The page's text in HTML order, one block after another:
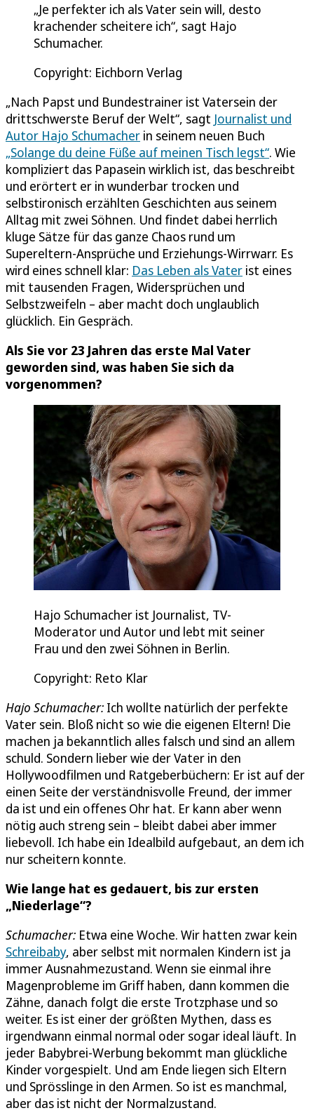
„Je perfekter ich als Vater sein will, desto
krachender scheitere ich“, sagt Hajo
Schumacher.
Copyright: Eichborn Verlag
„Nach Papst und Bundestrainer ist Vatersein der
drittschwerste Beruf der Welt“, sagt Journalist und
Autor Hajo Schumacher in seinem neuen Buch
„Solange du deine Füße auf meinen Tisch legst“. Wie
kompliziert das Papasein wirklich ist, das beschreibt
und erörtert er in wunderbar trocken und
selbstironisch erzählten Geschichten aus seinem
Alltag mit zwei Söhnen. Und findet dabei herrlich
kluge Sätze für das ganze Chaos rund um
Supereltern-Ansprüche und Erziehungs-Wirrwarr. Es
wird eines schnell klar: Das Leben als Vater ist eines
mit tausenden Fragen, Widersprüchen und
Selbstzweifeln – aber macht doch unglaublich
glücklich. Ein Gespräch.
Als Sie vor 23 Jahren das erste Mal Vater
geworden sind, was haben Sie sich da
vorgenommen?
Hajo Schumacher ist Journalist, TV-
Moderator und Autor und lebt mit seiner
Frau und den zwei Söhnen in Berlin.
Copyright: Reto Klar
Hajo Schumacher: Ich wollte natürlich der perfekte
Vater sein. Bloß nicht so wie die eigenen Eltern! Die
machen ja bekanntlich alles falsch und sind an allem
schuld. Sondern lieber wie der Vater in den
Hollywoodfilmen und Ratgeberbüchern: Er ist auf der
einen Seite der verständnisvolle Freund, der immer
da ist und ein offenes Ohr hat. Er kann aber wenn
nötig auch streng sein – bleibt dabei aber immer
liebevoll. Ich habe ein Idealbild aufgebaut, an dem ich
nur scheitern konnte.
Wie lange hat es gedauert, bis zur ersten
„Niederlage“?
Schumacher: Etwa eine Woche. Wir hatten zwar kein
Schreibaby, aber selbst mit normalen Kindern ist ja
immer Ausnahmezustand. Wenn sie einmal ihre
Magenprobleme im Griff haben, dann kommen die
Zähne, danach folgt die erste Trotzphase und so
weiter. Es ist einer der größten Mythen, dass es
irgendwann einmal normal oder sogar ideal läuft. In
jeder Babybrei-Werbung bekommt man glückliche
Kinder vorgespielt. Und am Ende liegen sich Eltern
und Sprösslinge in den Armen. So ist es manchmal,
aber das ist nicht der Normalzustand.